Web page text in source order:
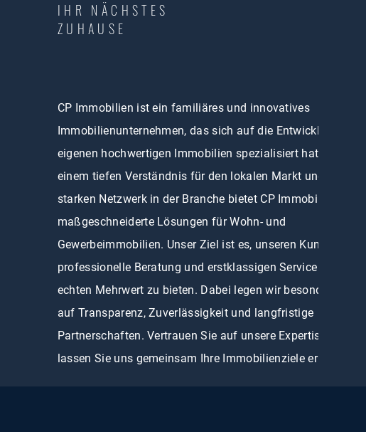
IHR NÄCHSTES
ZUHAUSE
CP Immobilien ist ein familiäres und innovatives
Immobilienunternehmen, das sich auf die Entwicklung von
eigenen hochwertigen Immobilien spezialisiert hat. Mit
einem tiefen Verständnis für den lokalen Markt und einem
starken Netzwerk in der Branche bietet CP Immobilien
maßgeschneiderte Lösungen für Wohn- und
Gewerbeimmobilien. Unser Ziel ist es, unseren Kunden durch
professionelle Beratung und erstklassigen Service einen
echten Mehrwert zu bieten. Dabei legen wir besonderen Wert
auf Transparenz, Zuverlässigkeit und langfristige
Partnerschaften. Vertrauen Sie auf unsere Expertise und
lassen Sie uns gemeinsam Ihre Immobilienziele erreichen.